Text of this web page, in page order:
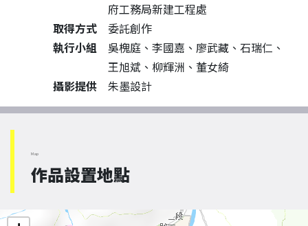
府工務局新建工程處
取得方式
委託創作
執行小組
吳槐庭、李國嘉、廖武藏、石瑞仁、
王旭斌、柳輝洲、董女綺
攝影提供
朱墨設計
Map
作品設置地點